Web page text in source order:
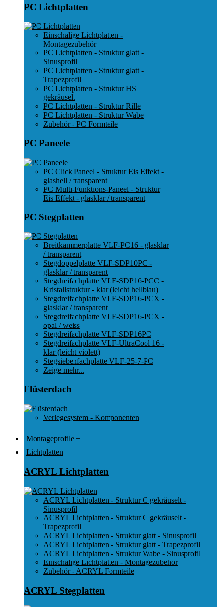
PC Lichtplatten
Einschalige Lichtplatten -
Montagezubehör
PC Lichtplatten - Struktur glatt -
Sinusprofil
PC Lichtplatten - Struktur glatt -
Trapezprofil
PC Lichtplatten - Struktur HS
gekräuselt
PC Lichtplatten - Struktur Rille
PC Lichtplatten - Struktur Wabe
Zubehör - PC Formteile
PC Paneele
PC Click Paneel - Struktur Eis Effekt -
glashell / transparent
PC Multi-Funktions-Paneel - Struktur
Eis Effekt - glasklar / transparent
PC Stegplatten
Breitkammerplatte VLF-PC16 - glasklar
/ transparent
Stegdoppelplatte VLF-SDP10PC -
glasklar / transparent
Stegdreifachplatte VLF-SDP16-PCC -
Kristallstruktur - klar (leicht hellblau)
Stegdreifachplatte VLF-SDP16-PCX -
glasklar / transparent
Stegdreifachplatte VLF-SDP16-PCX -
opal / weiss
Stegdreifachplatte VLF-SDP16PC
Stegdreifachplatte VLF-UltraCool 16 -
klar (leicht violett)
Stegsiebenfachplatte VLF-25-7-PC
Zeige mehr...
Flüsterdach
Verlegesystem - Komponenten
+
Montageprofile +
Lichtplatten
ACRYL Lichtplatten
ACRYL Lichtplatten - Struktur C gekräuselt -
Sinusprofil
ACRYL Lichtplatten - Struktur C gekräuselt -
Trapezprofil
ACRYL Lichtplatten - Struktur glatt - Sinusprofil
ACRYL Lichtplatten - Struktur glatt - Trapezprofil
ACRYL Lichtplatten - Struktur Wabe - Sinusprofil
Einschalige Lichtplatten - Montagezubehör
Zubehör - ACRYL Formteile
ACRYL Stegplatten